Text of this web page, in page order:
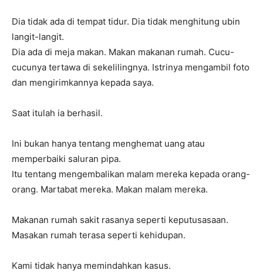
Dia tidak ada di tempat tidur. Dia tidak menghitung ubin
langit-langit.
Dia ada di meja makan. Makan makanan rumah. Cucu-
cucunya tertawa di sekelilingnya. Istrinya mengambil foto
dan mengirimkannya kepada saya.
Saat itulah ia berhasil.
Ini bukan hanya tentang menghemat uang atau
memperbaiki saluran pipa.
Itu tentang mengembalikan malam mereka kepada orang-
orang. Martabat mereka. Makan malam mereka.
Makanan rumah sakit rasanya seperti keputusasaan.
Masakan rumah terasa seperti kehidupan.
Kami tidak hanya memindahkan kasus.